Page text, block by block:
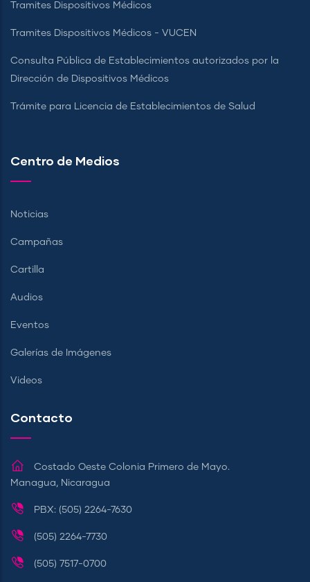
Tramites Dispositivos Médicos
Tramites Dispositivos Médicos - VUCEN
Consulta Pública de Establecimientos autorizados por la
Dirección de Dispositivos Médicos
Trámite para Licencia de Establecimientos de Salud
Centro de Medios
Noticias
Campañas
Cartilla
Audios
Eventos
Galerías de Imágenes
Videos
Contacto
Costado Oeste Colonia Primero de Mayo.
Managua, Nicaragua
PBX: (505) 2264-7630
(505) 2264-7730
(505) 7517-0700